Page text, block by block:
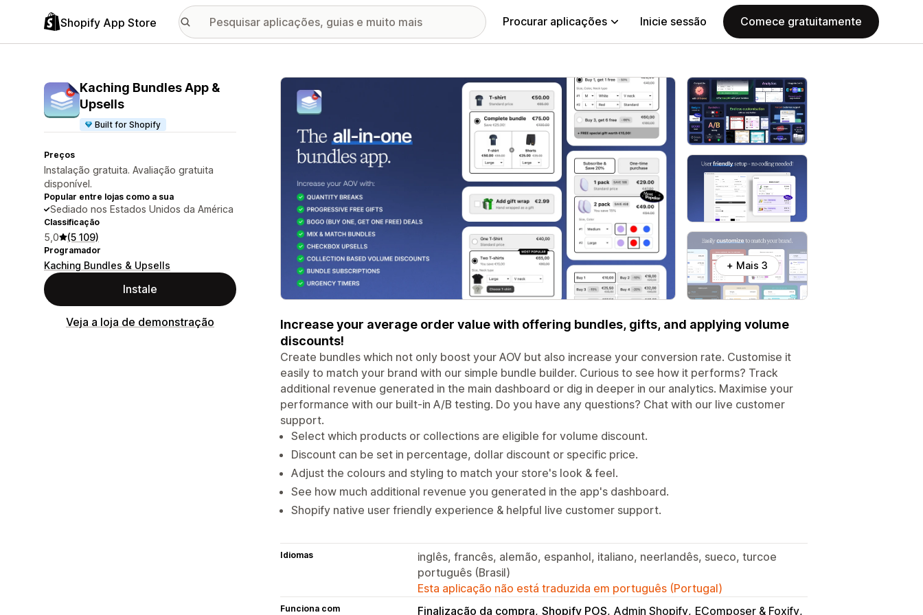
Shopify App Store Procurar aplicações Inicie sessão Comece gratuitamente
Kaching Bundles App &
Upsells
Built for Shopify
Preços
Instalação gratuita. Avaliação gratuita
disponível.
Popular entre lojas como a sua
Sediado nos Estados Unidos da América
Classificação
5,0 (5 109)
Programador
Kaching Bundles & Upsells
Instale
Veja a loja de demonstração
Galeria de imagens em destaque
+ Mais 3
Increase your average order value with offering bundles, gifts, and applying volume
discounts!
Create bundles which not only boost your AOV but also increase your conversion rate. Customise it
easily to match your brand with our simple bundle builder. Curious to see how it performs? Track
additional revenue generated in the main dashboard or dig in deeper in our analytics. Maximise your
performance with our built-in A/B testing. Do you have any questions? Chat with our live customer
support.
Select which products or collections are eligible for volume discount.
Discount can be set in percentage, dollar discount or specific price.
Adjust the colours and styling to match your store's look & feel.
See how much additional revenue you generated in the app's dashboard.
Shopify native user friendly experience & helpful live customer support.
Idiomas
inglês, francês, alemão, espanhol, italiano, neerlandês, sueco, turcoe
português (Brasil)
Esta aplicação não está traduzida em português (Portugal)
Funciona com Finalização da compra Shopify POS Admin Shopify EComposer & Foxify